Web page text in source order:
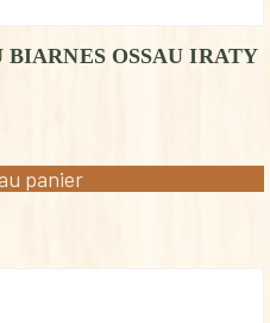
OSSAU IRATY
panier